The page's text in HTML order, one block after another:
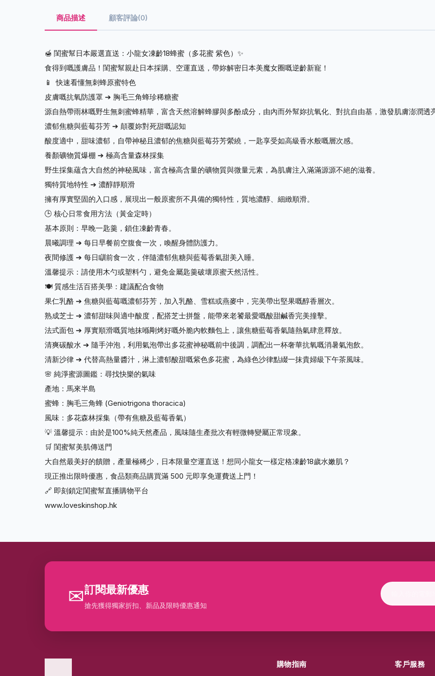
商品描述 顧客評論(0)
🍯 閨蜜幫日本嚴選直送：小龍女凍齡18蜂蜜（多花蜜 紫色）✨
食得到嘅護膚品！閨蜜幫親赴日本採購、空運直送，帶妳解密日本美魔女圈嘅逆齡新寵！
📱 快速看懂無刺蜂原蜜特色
皮膚嘅抗氧防護罩 ➔ 胸毛三角蜂珍稀糖蜜
源自熱帶雨林嘅野生無刺蜜蜂精華，富含天然溶解蜂膠與多酚成分，由內而外幫妳抗氧化、對抗自由基，激發肌膚澎潤透
濃郁焦糖與藍莓芬芳 ➔ 顛覆妳對死甜嘅認知
酸度適中，甜味濃郁，自帶神秘且濃郁的焦糖與藍莓芬芳縈繞，一匙享受如高級香水般嘅層次感。
養顏礦物質爆棚 ➔ 極高含量森林採集
野生採集蘊含大自然的神秘風味，富含極高含量的礦物質與微量元素，為肌膚注入滿滿源源不絕的滋養。
獨特質地特性 ➔ 濃醇靜順滑
擁有厚實堅固的入口感，展現出一般原蜜所不具備的獨特性，質地濃醇、細緻順滑。
🕒 核心日常食用方法（黃金定時）
基本原則：早晚一匙羹，鎖住凍齡青春。
晨曦調理 ➔ 每日早餐前空腹食一次，喚醒身體防護力。
夜間修護 ➔ 每日瞓前食一次，伴隨濃郁焦糖與藍莓香氣甜美入睡。
溫馨提示：請使用木勺或塑料勺，避免金屬匙羹破壞原蜜天然活性。
🍽️ 質感生活百搭美學：建議配合食物
果仁乳酪 ➔ 焦糖與藍莓嘅濃郁芬芳，加入乳酪、雪糕或燕麥中，完美帶出堅果嘅醇香層次。
熟成芝士 ➔ 濃郁甜味與適中酸度，配搭芝士拼盤，能帶來老饕最愛嘅酸甜鹹香完美撞擊。
法式面包 ➔ 厚實順滑嘅質地抹喺剛烤好嘅外脆內軟麵包上，讓焦糖藍莓香氣隨熱氣肆意釋放。
清爽碳酸水 ➔ 隨手沖泡，利用氣泡帶出多花蜜神秘嘅前中後調，調配出一杯奢華抗氧嘅消暑氣泡飲。
清新沙律 ➔ 代替高熱量醬汁，淋上濃郁酸甜嘅紫色多花蜜，為綠色沙律點綴一抹貴婦級下午茶風味。
🌸 純淨蜜源圖鑑：尋找快樂的氣味
產地：馬來半島
蜜蜂：胸毛三角蜂 (Geniotrigona thoracica)
風味：多花森林採集（帶有焦糖及藍莓香氣）
💡 溫馨提示：由於是100%純天然產品，風味隨生產批次有輕微轉變屬正常現象。
🛒 閨蜜幫美肌傳送門
大自然最美好的饋贈，產量極稀少，日本限量空運直送！想同小龍女一樣定格凍齡18歲水嫩肌？
現正推出限時優惠，食品類商品購買滿 500 元即享免運費送上門！
🔗 即刻鎖定閨蜜幫直播購物平台
www.loveskinshop.hk
✉訂閱最新優惠
搶先獲得獨家折扣、新品及限時優惠通知
購物指南 客戶服務